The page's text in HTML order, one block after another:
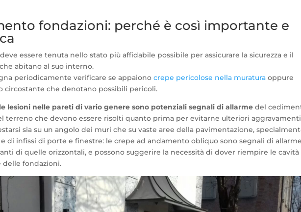
fondazioni: perché è così importante e
essere tenuta nello stato più affidabile possibile per assicurare la sicurezza e il
abitano al suo interno.
periodicamente verificare se appaionocrepe pericolose nella muratura oppure
circostante che denotano possibili pericoli.
lesioni nelle pareti di vario genere sono potenziali segnali di allarme del
terreno che devono essere risolti quanto prima per evitarne ulteriori
sia su un angolo dei muri che su vaste aree della pavimentazione,
di infissi di porte e finestre: le crepe ad andamento obliquo sono segnali di allarme
di quelle orizzontali, e possono suggerire la necessità di dover riempire le cavità
delle fondazioni.